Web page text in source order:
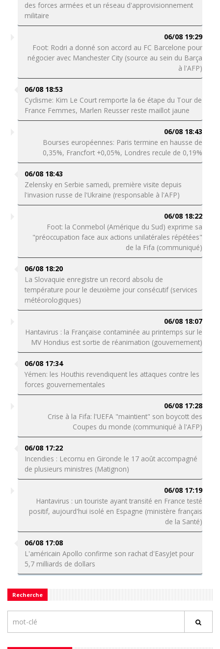
des forces armées et un réseau d'approvisionnement
militaire
06/08 19:29
Foot: Rodri a donné son accord au FC Barcelone pour
négocier avec Manchester City (source au sein du Barça
à l'AFP)
06/08 18:53
Cyclisme: Kim Le Court remporte la 6e étape du Tour de
France Femmes, Marlen Reusser reste maillot jaune
06/08 18:43
Bourses européennes: Paris termine en hausse de
0,35%, Francfort +0,05%, Londres recule de 0,19%
06/08 18:43
Zelensky en Serbie samedi, première visite depuis
l'invasion russe de l'Ukraine (responsable à l'AFP)
06/08 18:22
Foot: la Conmebol (Amérique du Sud) exprime sa
"préoccupation face aux actions unilatérales répétées"
de la Fifa (communiqué)
06/08 18:20
La Slovaquie enregistre un record absolu de
température pour le deuxième jour consécutif (services
météorologiques)
06/08 18:07
Hantavirus : la Française contaminée au printemps sur le
MV Hondius est sortie de réanimation (gouvernement)
06/08 17:34
Yémen: les Houthis revendiquent les attaques contre les
forces gouvernementales
06/08 17:28
Crise à la Fifa: l'UEFA "maintient" son boycott des
Coupes du monde (communiqué à l'AFP)
06/08 17:22
Incendies : Lecornu en Gironde le 17 août accompagné
de plusieurs ministres (Matignon)
06/08 17:19
Hantavirus : un touriste ayant transité en France testé
positif, aujourd'hui isolé en Espagne (ministère français
de la Santé)
06/08 17:08
L'américain Apollo confirme son rachat d'EasyJet pour
5,7 milliards de dollars
Recherche